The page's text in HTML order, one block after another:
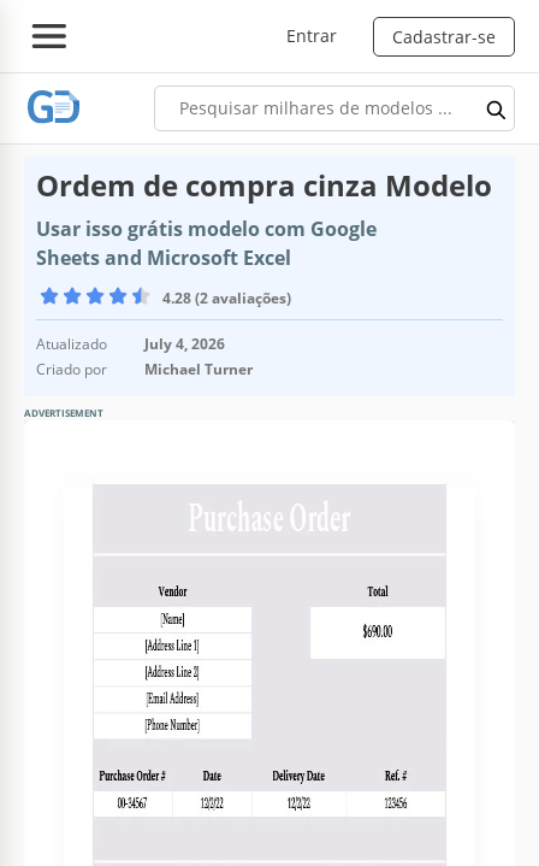
Entrar Cadastrar-se
Ordem de compra cinza Modelo
Usar isso grátis modelo com Google
Sheets and Microsoft Excel
4.28 (2 avaliações)
Atualizado
July 4, 2026
Criado por
Michael Turner
ADVERTISEMENT